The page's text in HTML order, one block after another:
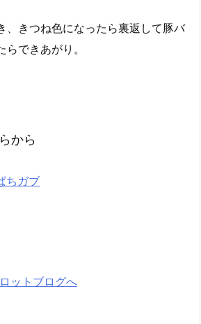
、きつね色になったら裏返して豚バ
できあがり。
から
ちガブ